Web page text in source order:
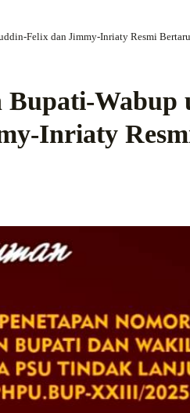
Felix dan Jimmy-Inriaty Resmi
Bupati-Wabup
Inriaty